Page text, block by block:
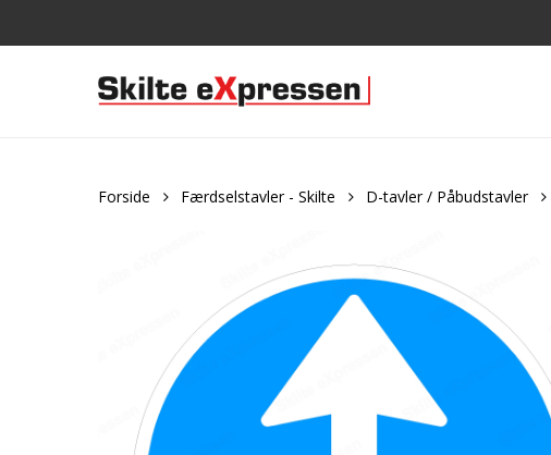
to
Forside Færdselstavler - Skilte D-tavler / Påbudstavler